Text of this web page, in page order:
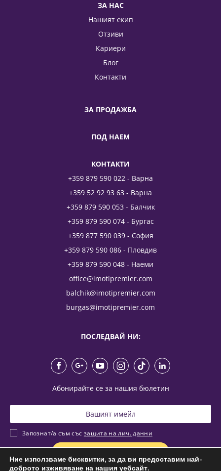
ЗА НАС
Нашият екип
Отзиви
Кариери
Блог
Контакти
ЗА ПРОДАЖБА
ПОД НАЕМ
КОНТАКТИ
+359 879 590 022 - Варна
+359 52 92 93 63 - Варна
+359 879 590 053 - Балчик
+359 879 590 074 - Бургас
+359 877 590 039 - София
+359 879 590 086 - Пловдив
+359 879 590 048 - Наеми
office@imotipremier.com
balchik@imotipremier.com
burgas@imotipremier.com
ПОСЛЕДВАЙ НИ:
Абонирайте се за нашия бюлетин
Запознат/а съм със защита на лич. данни
Ние използваме бисквитки, за да ви предоставим най-
доброто изживяване на нашия уебсайт.